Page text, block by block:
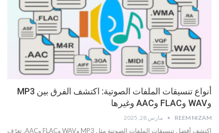
أنواع تنسيقات الملفات الصوتية: اكتشف الفرق بين MP3
وWAV وFLAC وAAC وغيرها
REEM NIZAM مارس 28, 2025
اكتشف أفضل تنسيقات الملفات الصوتية مثل MP3 وWAV وFLAC وAAC. تعرّف